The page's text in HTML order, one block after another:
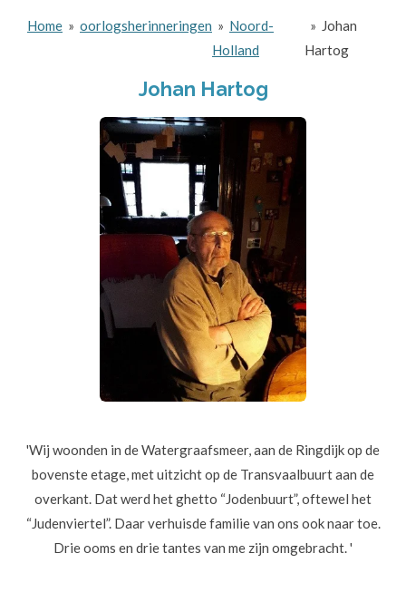
Home » oorlogsherinneringen » Noord-
Holland
» Johan
Hartog
Johan Hartog
'Wij woonden in de Watergraafsmeer, aan de Ringdijk op de
bovenste etage, met uitzicht op de Transvaalbuurt aan de
overkant. Dat werd het ghetto “Jodenbuurt”, oftewel het
“Judenviertel”. Daar verhuisde familie van ons ook naar toe.
Drie ooms en drie tantes van me zijn omgebracht. '